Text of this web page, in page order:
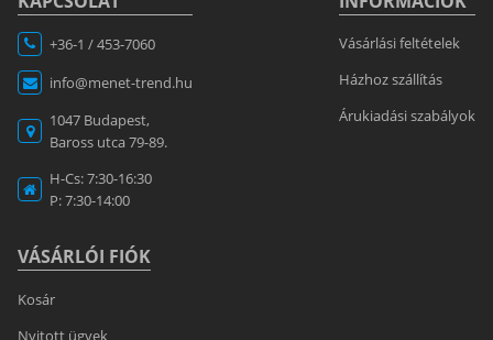
+36-1 / 453-7060
info@menet-trend.hu
1047 Budapest,
Baross utca 79-89.
H-Cs: 7:30-16:30
P: 7:30-14:00
VÁSÁRLÓI FIÓK
Kosár
Nyitott ügyek
Vásárlási feltételek
Házhoz szállítás
Árukiadási szabályok